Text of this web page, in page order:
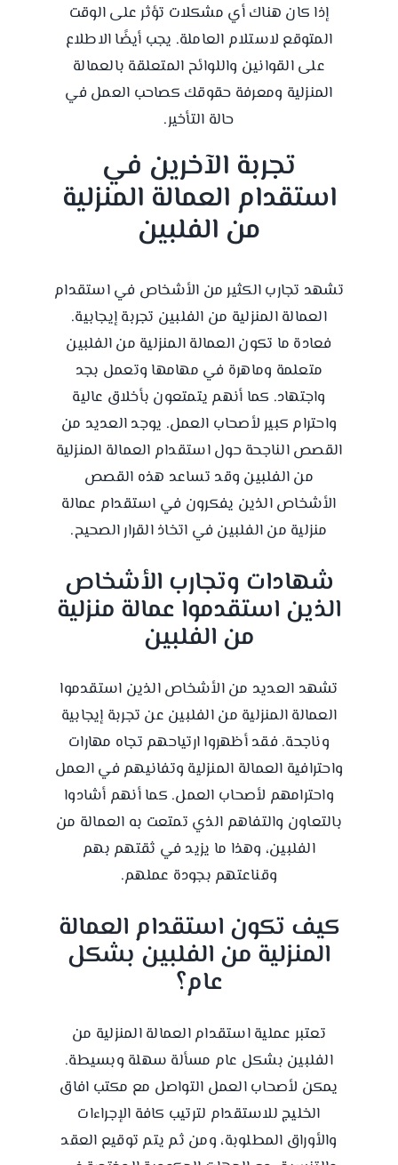
إذا كان هناك أي مشكلات تؤثر على الوقت
المتوقع لاستلام العاملة. يجب أيضًا الاطلاع
على القوانين واللوائح المتعلقة بالعمالة
المنزلية ومعرفة حقوقك كصاحب العمل في
حالة التأخير.
تجربة الآخرين في
استقدام العمالة المنزلية
من الفلبين
تشهد تجارب الكثير من الأشخاص في استقدام
العمالة المنزلية من الفلبين تجربة إيجابية.
فعادة ما تكون العمالة المنزلية من الفلبين
متعلمة وماهرة في مهامها وتعمل بجد
واجتهاد. كما أنهم يتمتعون بأخلاق عالية
واحترام كبير لأصحاب العمل. يوجد العديد من
القصص الناجحة حول استقدام العمالة المنزلية
من الفلبين وقد تساعد هذه القصص
الأشخاص الذين يفكرون في استقدام عمالة
منزلية من الفلبين في اتخاذ القرار الصحيح.
شهادات وتجارب الأشخاص
الذين استقدموا عمالة منزلية
من الفلبين
تشهد العديد من الأشخاص الذين استقدموا
العمالة المنزلية من الفلبين عن تجربة إيجابية
وناجحة. فقد أظهروا ارتياحهم تجاه مهارات
واحترافية العمالة المنزلية وتفانيهم في العمل
واحترامهم لأصحاب العمل. كما أنهم أشادوا
بالتعاون والتفاهم الذي تمتعت به العمالة من
الفلبين، وهذا ما يزيد في ثقتهم بهم
وقناعتهم بجودة عملهم.
كيف تكون استقدام العمالة
المنزلية من الفلبين بشكل
عام؟
تعتبر عملية استقدام العمالة المنزلية من
الفلبين بشكل عام مسألة سهلة وبسيطة.
يمكن لأصحاب العمل التواصل مع مكتب افاق
الخليج للاستقدام لترتيب كافة الإجراءات
والأوراق المطلوبة، ومن ثم يتم توقيع العقد